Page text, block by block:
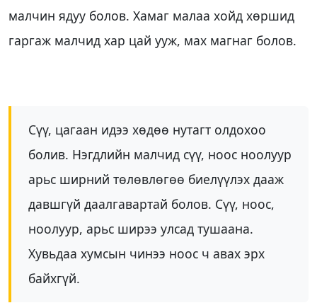
малчин ядуу болов. Хамаг малаа хойд хөршид
гаргаж малчид хар цай ууж, мах магнаг болов.
Сүү, цагаан идээ хөдөө нутагт олдохоо
болив. Нэгдлийн малчид сүү, ноос ноолуур
арьс ширний төлөвлөгөө биелүүлэх дааж
давшгүй даалгавартай болов. Сүү, ноос,
ноолуур, арьс ширээ улсад тушаана.
Хувьдаа хумсын чинээ ноос ч авах эрх
байхгүй.